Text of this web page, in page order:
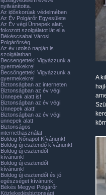
A
nyilvánította.
Az időskorúak védelmében
Az Év Polgárőr Egyesülete
Az Év végi Ünnepek alatt,
fokozott szolgálatot lát el a
Békéscsabai Városi
Polgárőrség
Az év utolsó napján is
szolgálatban
Becsengettek! Vigyázzunk a
gyermekekre!
Becsöngettek! Vigyázzunk a
gyermekekre!
Biztonságban az interneten
Biztonságban az év végi
Ünnepek alatt is!
Biztonságban az év végi
Ünnepek alatt!
Biztonságban az év végi
ünnepek alatt
Biztonságos
internethasználat
Boldog Nőnapot Kívánunk!
Boldog új esztendő kívánunk!
Boldog új esztendőt
kívánunk!
Boldog új esztendőt
kívánunk!
Boldog új esztendőt és jó
egészséget kívánunk!
Békés Megyei Polgárőr
Közlekedésbiztonsági